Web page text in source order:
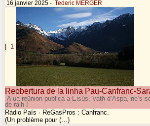
16 janvier 2025 - Tederic MERGER
| 1
Reobertura de la linha Pau-Canfranc-
A ua reünion publica a Eisús, Vath d’Aspa, ne’s
de ralh !
Ràdio País · ReGasPros : Canfranc.
(Un problème pour (…)